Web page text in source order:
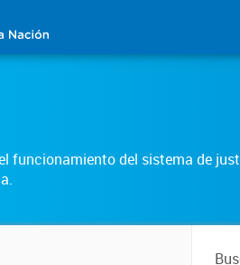
funcionamiento del sistema de